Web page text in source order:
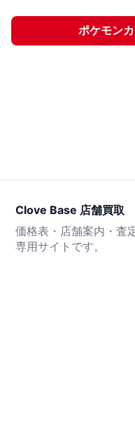
ポケモン
Clove Base 店舗買取
価格表・店舗案内・査
専用サイトです。